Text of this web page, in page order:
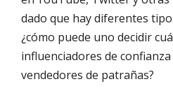
dado que hay diferentes
¿cómo puede uno decidir
influenciadores de
vendedores de patrañas?